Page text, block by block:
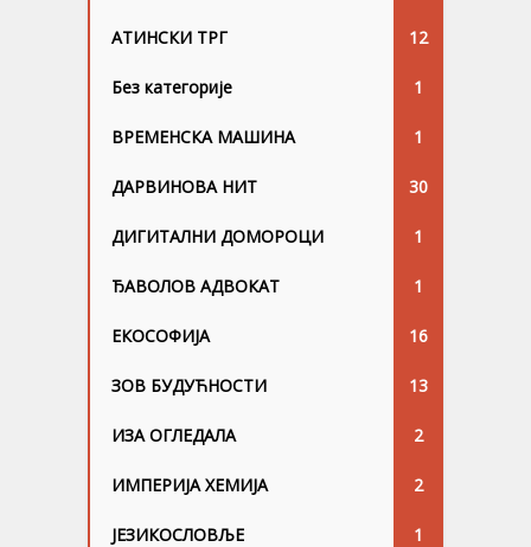
АТИНСКИ ТРГ 12
Без категорије 1
ВРЕМЕНСКА МАШИНА 1
ДАРВИНОВА НИТ 30
ДИГИТАЛНИ ДОМОРОЦИ 1
ЂАВОЛОВ АДВОКАТ 1
ЕКОСОФИЈА 16
ЗОВ БУДУЋНОСТИ 13
ИЗА ОГЛЕДАЛА 2
ИМПЕРИЈА ХЕМИЈА 2
ЈЕЗИКОСЛОВЉЕ 1